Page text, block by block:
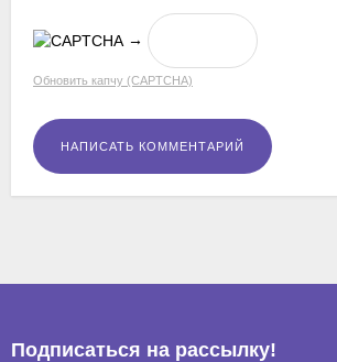
→
Обновить капчу (CAPTCHA)
Подписаться на рассылкy!